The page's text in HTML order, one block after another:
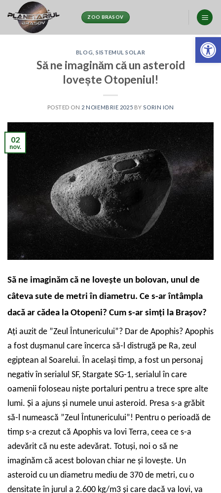
Deschide
content
ZOO BRASOV
BLOG ,SISTEMUL SOLAR
Să ne imaginăm că un asteroid
lovește Otopeniul!
POSTED ON 2 NOIEMBRIE 2025 BY SORIN ION
02
nov.
Să ne imaginăm că ne lovește un bolovan, unul de
câteva sute de metri în diametru. Ce s-ar întâmpla
dacă ar cădea la Otopeni? Cum s-ar simți la Brașov?
Ați auzit de ”Zeul Întunericului”? Dar de Apophis? Apophis
a fost dușmanul care încerca să-l distrugă pe Ra, zeul
egiptean al Soarelui. În același timp, a fost un personaj
negativ în serialul SF, Stargate SG-1, serialul în care
oamenii foloseau niște portaluri pentru a trece spre alte
lumi. Și a ajuns și numele unui asteroid. Presa s-a grăbit
să-l numească ”Zeul Întunericului”! Pentru o perioadă de
timp s-a crezut că Apophis va lovi Terra, ceea ce s-a
adevărit că nu este adevărat. Totuși, noi o să ne
imaginăm că acest bolovan chiar ne și lovește. Un
asteroid cu un diametru mediu de 370 de metri, cu o
densitate în jurul a 2.600 kg/m3 și care dacă va lovi, va